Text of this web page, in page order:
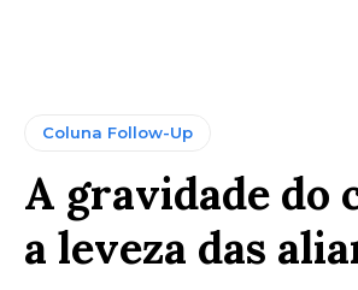
Coluna Follow-Up
A gravidade do
a leveza das